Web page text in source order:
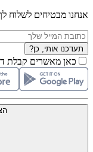
אנחנו מבטיחים לשלוח
תעדכנו אותי, כן?
כאן מאשרים קבלת